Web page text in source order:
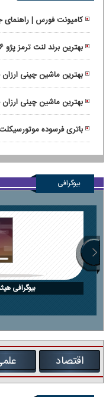
کامیونت فورس |
کاربری
بهترین برند لنت ترمز پژو ۲۰۶ چیست؟
بهترین ماشین چینی
بهترین ماشین چینی
باتری فرسوده
بیوگرافی
بیوگرافی
اقتصاد